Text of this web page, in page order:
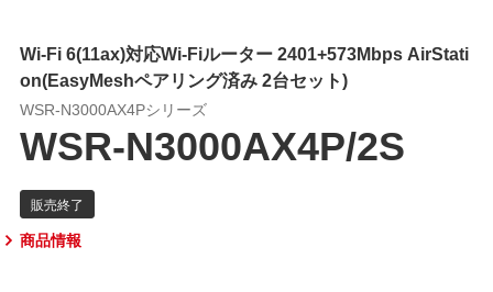
Wi-Fi 6(11ax)対応Wi-Fiルーター 2401+573Mbps AirStati
on(EasyMeshペアリング済み 2台セット)
WSR-N3000AX4Pシリーズ
WSR-N3000AX4P/2S
商品情報